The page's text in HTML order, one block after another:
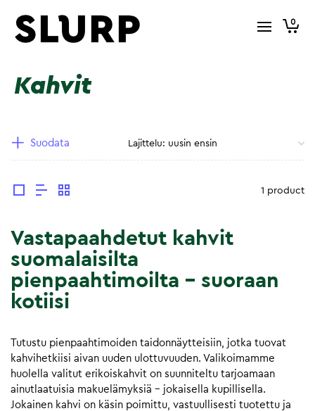
0
Kahvit
Suodata
1 product
Vastapaahdetut kahvit
suomalaisilta
pienpaahtimoilta – suoraan
kotiisi
Tutustu pienpaahtimoiden taidonnäytteisiin, jotka tuovat
kahvihetkiisi aivan uuden ulottuvuuden. Valikoimamme
huolella valitut erikoiskahvit on suunniteltu tarjoamaan
ainutlaatuisia makuelämyksiä – jokaisella kupillisella.
Jokainen kahvi on käsin poimittu, vastuullisesti tuotettu ja